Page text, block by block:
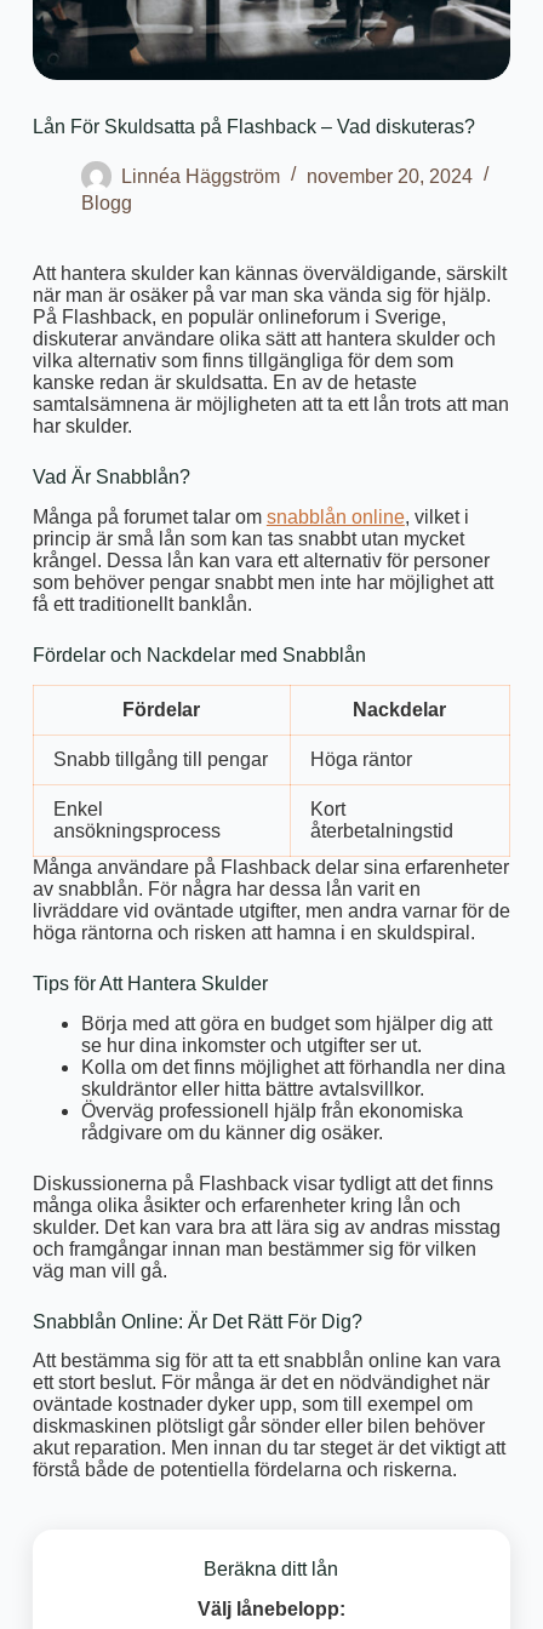
Lån För Skuldsatta på Flashback – Vad diskuteras?
Linnéa Häggström
november 20, 2024
Blogg
Att hantera skulder kan kännas överväldigande, särskilt
när man är osäker på var man ska vända sig för hjälp.
På Flashback, en populär onlineforum i Sverige,
diskuterar användare olika sätt att hantera skulder och
vilka alternativ som finns tillgängliga för dem som
kanske redan är skuldsatta. En av de hetaste
samtalsämnena är möjligheten att ta ett lån trots att man
har skulder.
Vad Är Snabblån?
Många på forumet talar om snabblån online, vilket i
princip är små lån som kan tas snabbt utan mycket
krångel. Dessa lån kan vara ett alternativ för personer
som behöver pengar snabbt men inte har möjlighet att
få ett traditionellt banklån.
Fördelar och Nackdelar med Snabblån
Fördelar Nackdelar
Snabb tillgång till pengar Höga räntor
Enkel
ansökningsprocess
Kort
återbetalningstid
Många användare på Flashback delar sina erfarenheter
av snabblån. För några har dessa lån varit en
livräddare vid oväntade utgifter, men andra varnar för de
höga räntorna och risken att hamna i en skuldspiral.
Tips för Att Hantera Skulder
Börja med att göra en budget som hjälper dig att
se hur dina inkomster och utgifter ser ut.
Kolla om det finns möjlighet att förhandla ner dina
skuldräntor eller hitta bättre avtalsvillkor.
Överväg professionell hjälp från ekonomiska
rådgivare om du känner dig osäker.
Diskussionerna på Flashback visar tydligt att det finns
många olika åsikter och erfarenheter kring lån och
skulder. Det kan vara bra att lära sig av andras misstag
och framgångar innan man bestämmer sig för vilken
väg man vill gå.
Snabblån Online: Är Det Rätt För Dig?
Att bestämma sig för att ta ett snabblån online kan vara
ett stort beslut. För många är det en nödvändighet när
oväntade kostnader dyker upp, som till exempel om
diskmaskinen plötsligt går sönder eller bilen behöver
akut reparation. Men innan du tar steget är det viktigt att
förstå både de potentiella fördelarna och riskerna.
Beräkna ditt lån
Välj lånebelopp: